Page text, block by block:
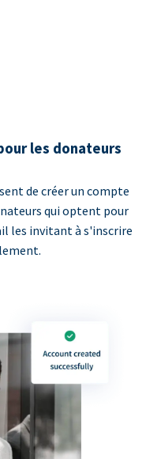
les donateurs
de créer un compte
qui optent pour
les invitant à s'inscrire